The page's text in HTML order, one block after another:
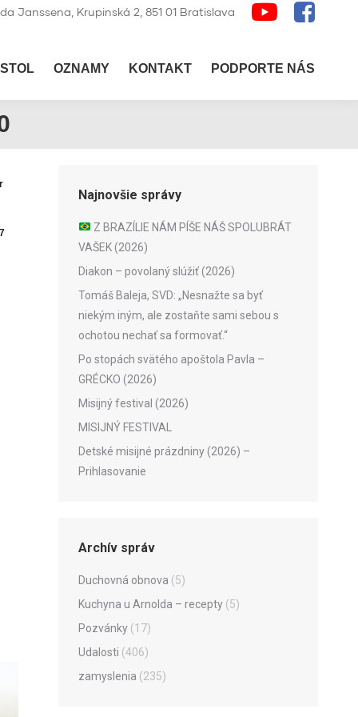
Janssena, Krupinská 2, 851 01 Bratislava
OZNAMY KONTAKT PODPORTE NÁS
Najnovšie správy
Z BRAZÍLIE NÁM PÍŠE NÁŠ SPOLUBRÁT
VAŠEK (2026)
Diakon – povolaný slúžiť (2026)
Tomáš Baleja, SVD: „Nesnažte sa byť
niekým iným, ale zostaňte sami sebou s
ochotou nechať sa formovať.“
Po stopách svätého apoštola Pavla –
GRÉCKO (2026)
Misijný festival (2026)
MISIJNÝ FESTIVAL
Detské misijné prázdniny (2026) –
Prihlasovanie
Archív správ
Duchovná obnova (5)
Kuchyna u Arnolda – recepty (5)
Pozvánky (17)
Udalosti (406)
zamyslenia (235)